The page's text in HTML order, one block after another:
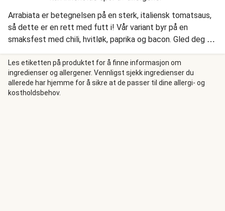
Arrabiata er betegnelsen på en sterk, italiensk tomatsaus,
så dette er en rett med futt i! Vår variant byr på en
smaksfest med chili, hvitløk, paprika og bacon. Gled deg til
en varmende og kremet pastarett!
Les etiketten på produktet for å finne informasjon om
ingredienser og allergener. Vennligst sjekk ingredienser du
allerede har hjemme for å sikre at de passer til dine allergi- og
kostholdsbehov.